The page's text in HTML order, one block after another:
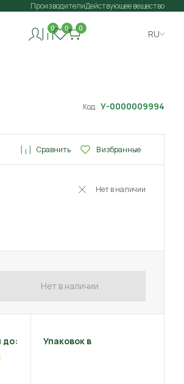
ПроизводителиДействующее вещество
0 0 0
RU
Код: У-0000009994
Сравнить В избранные
Нет в наличии
Нет в наличии
до: Упаковок в